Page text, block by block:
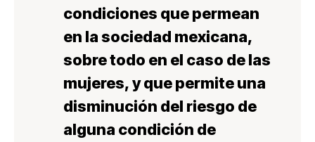
condiciones que permean
en la sociedad mexicana,
sobre todo en el caso de las
mujeres, y que permite una
disminución del riesgo de
alguna condición de